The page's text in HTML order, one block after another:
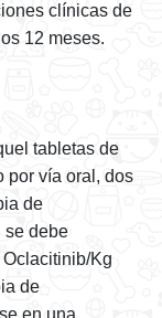
clínicas de
12 meses.
tabletas de
por vía oral, dos
de
se debe
Kg
de
en una